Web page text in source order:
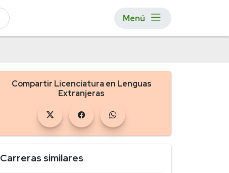
Menú
Compartir Licenciatura en Lenguas
Extranjeras
Carreras similares